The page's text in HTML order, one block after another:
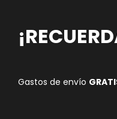
Gastos de envío